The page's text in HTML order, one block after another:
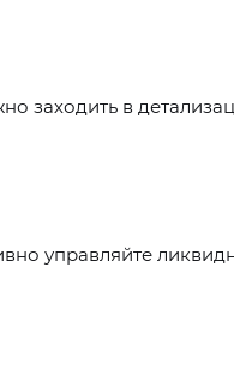
заходить в
управляйте